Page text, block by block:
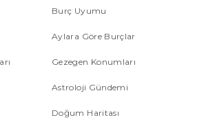
Burç Uyumu
Aylara Göre Burçlar
Gezegen Konumları
Astroloji Gündemi
Doğum Haritası